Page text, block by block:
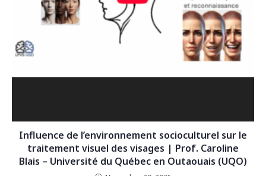
Influence de l’environnement socioculturel sur le
traitement visuel des visages | Prof. Caroline
Blais – Université du Québec en Outaouais (UQO)